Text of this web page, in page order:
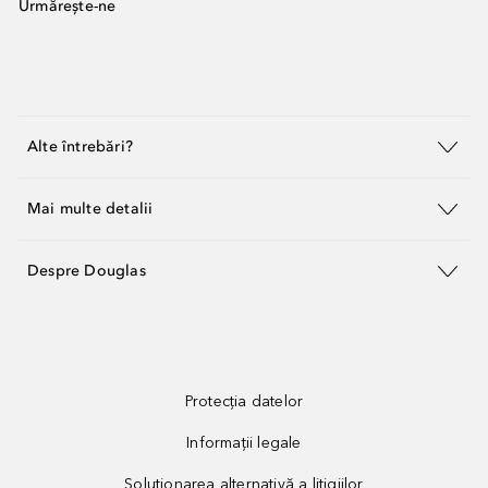
Urmărește-ne
Alte întrebări?
Mai multe detalii
Despre Douglas
Protecția datelor
Informații legale
Soluționarea alternativă a litigiilor